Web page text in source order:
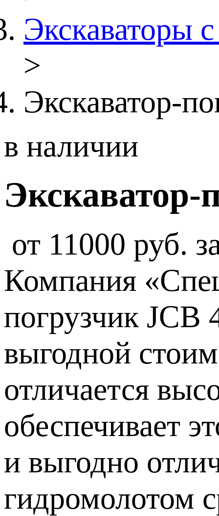
Экскаваторы
>
Экскаватор-
в наличии
Экскаватор-
от 11000 руб.
Компания
погрузчик JCB
выгодной
отличается
обеспечивает
и выгодно
гидромолотом